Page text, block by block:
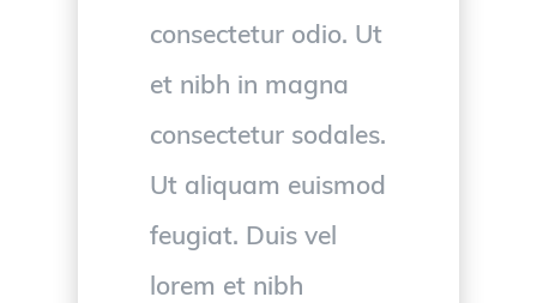
consectetur odio. Ut
et nibh in magna
consectetur sodales.
Ut aliquam euismod
feugiat. Duis vel
lorem et nibh